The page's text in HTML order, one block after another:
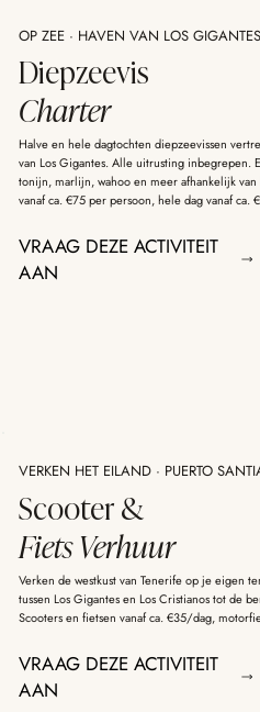
OP ZEE · HAVEN VAN LOS GIGANTES
Diepzeevis
Charter
Halve en hele dagtochten diepzeevissen
van Los Gigantes. Alle uitrusting inbegrepen.
tonijn, marlijn, wahoo en meer afhankelijk
vanaf ca. €75 per persoon, hele dag vanaf ca.
VRAAG DEZE ACTIVITEIT
AAN
VERKEN HET EILAND · PUERTO
Scooter &
Fiets Verhuur
Verken de westkust van Tenerife op je eigen
tussen Los Gigantes en Los Cristianos tot de
Scooters en fietsen vanaf ca. €35/dag,
VRAAG DEZE ACTIVITEIT
AAN